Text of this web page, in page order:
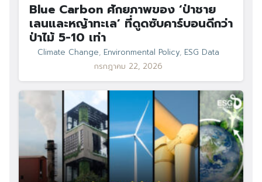
Blue Carbon ศักยภาพของ ‘ป่าชาย
เลนและหญ้าทะเล’ ที่ดูดซับคาร์บอนดีกว่า
ป่าไม้ 5-10 เท่า
Climate Change, Environmental Policy, ESG Data
กรกฎาคม 22, 2026